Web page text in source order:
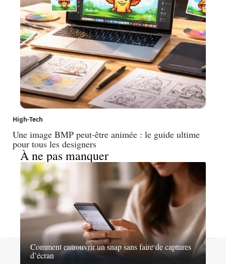
High-Tech
Une image BMP peut-être animée : le guide ultime
pour tous les designers
À ne pas manquer
Comment entrouvrir un snap sans faire de captures
d’écranContact Mentions légales Sitemap